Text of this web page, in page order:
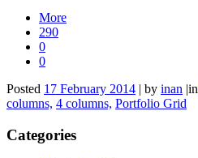
More
290
0
0
Posted 17 February 2014 | by inan |in
columns, 4 columns, Portfolio Grid
Categories